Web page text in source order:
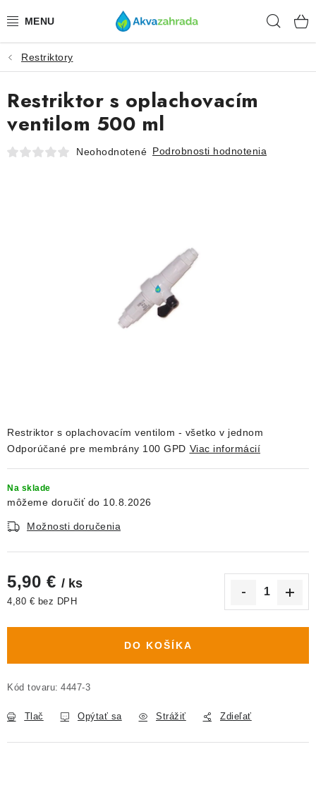
na
TECHNIKA
HNOJIVÁ
VODA
VÝPREDAJ
O nás Doprava a platba Kontakty
Blog
Moja objednávka
Restriktory
Restriktor s oplachovacím ventilom - všetko v jednom
Odporúčané pre membrány 100 GPD Viac informácií
Na sklade
10.8.2026
Možnosti doručenia
5,90 € / ks
4,80 € bez DPH
DO KOŠÍKA
Kód tovaru: 4447-3
Tlač Opýtať sa Strážiť Zdieľať
Restriktor s oplachovacím
ventilom 500 ml
Neohodnotené Podrobnosti hodnotenia